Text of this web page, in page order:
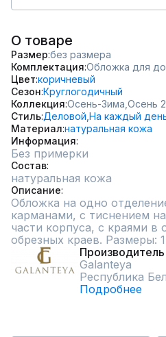
О товаре
Размер без размера
Комплектация Обложка для
Цвет коричневый
Сезон Круглогодичный
Коллекция Осень-Зима, Осень
Стиль Деловой, На каждый
Материал натуральная кожа
Информация
Без примерки
Состав
натуральная кожа
Описание
Обложка на одно
карманами, с тиснением
части корпуса, с краями в
обрезных краев. Размеры:
Производитель
Galanteya
Республика
Подробнее